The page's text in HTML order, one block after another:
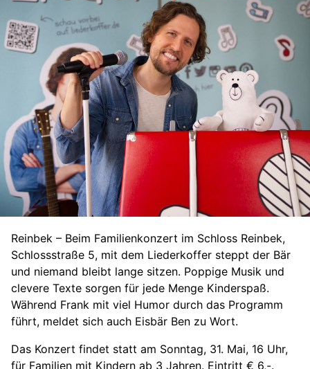
Reinbek – Beim Familienkonzert im Schloss Reinbek,
Schlossstraße 5, mit dem Liederkoffer steppt der Bär
und niemand bleibt lange sitzen. Poppige Musik und
clevere Texte sorgen für jede Menge Kinderspaß.
Während Frank mit viel Humor durch das Programm
führt, meldet sich auch Eisbär Ben zu Wort.
Das Konzert findet statt am Sonntag, 31. Mai, 16 Uhr,
für Familien mit Kindern ab 3 Jahren. Eintritt € 6,-.